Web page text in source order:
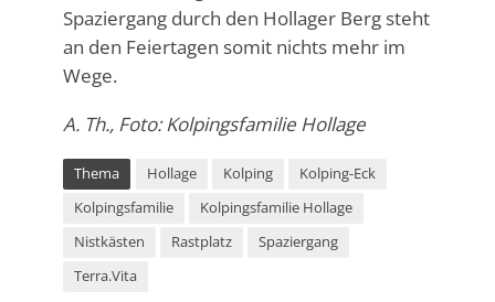
Spaziergang durch den Hollager Berg steht
an den Feiertagen somit nichts mehr im
Wege.
A. Th., Foto: Kolpingsfamilie Hollage
Thema Hollage Kolping
Kolping-Eck
Kolpingsfamilie
Kolpingsfamilie Hollage
Nistkästen
Rastplatz
Spaziergang
Terra.Vita